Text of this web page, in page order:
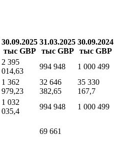
30.09.2025
тыс GBP
31.03.2025
тыс GBP
30.09.2024
тыс GBP
2 395
014,63
994 948 1 000 499
1 362
979,23
32 646
382,65
35 330
167,7
1 032
035,4
994 948
1 000 499
69 661